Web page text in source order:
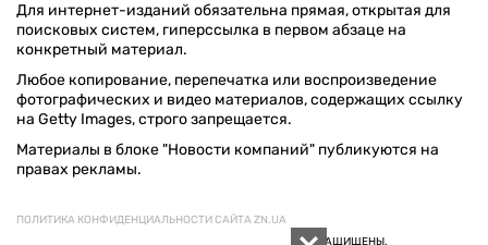
Для интернет-изданий обязательна прямая, открытая для
поисковых систем, гиперссылка в первом абзаце на
конкретный материал.
Любое копирование, перепечатка или воспроизведение
фотографических и видео материалов, содержащих ссылку
на Getty Images, строго запрещается.
Материалы в блоке "Новости компаний" публикуются на
правах рекламы.
ПОЛИТИКА КОНФИДЕНЦИАЛЬНОСТИ САЙТА ZN.UA
© 1994–2026 «ЗЕРКАЛО НЕДЕЛИ. УКРАИНА». ВСЕ ПРАВА ЗАЩИЩЕНЫ.